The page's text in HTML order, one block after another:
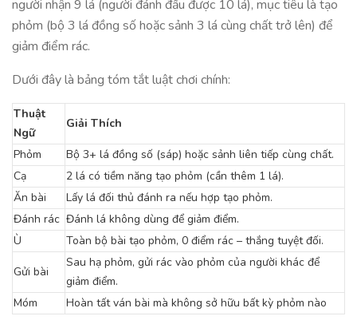
người nhận 9 lá (người đánh đầu được 10 lá), mục tiêu là tạo
phỏm (bộ 3 lá đồng số hoặc sảnh 3 lá cùng chất trở lên) để
giảm điểm rác.
Dưới đây là bảng tóm tắt luật chơi chính:
Thuật
Ngữ
Giải Thích
Phỏm
Bộ 3+ lá đồng số (sáp) hoặc sảnh liên tiếp cùng chất.
Cạ
2 lá có tiềm năng tạo phỏm (cần thêm 1 lá).
Ăn bài
Lấy lá đối thủ đánh ra nếu hợp tạo phỏm.
Đánh rác Đánh lá không dùng để giảm điểm.
Ù
Toàn bộ bài tạo phỏm, 0 điểm rác – thắng tuyệt đối.
Gửi bài
Sau hạ phỏm, gửi rác vào phỏm của người khác để
giảm điểm.
Móm
Hoàn tất ván bài mà không sở hữu bất kỳ phỏm nào